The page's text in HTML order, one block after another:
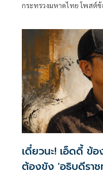
กระทรวงมหาดไทย โพสต์
เดี๋ยวนะ! เอ็ดดี้ ข้อ
ต้องขัง 'อธิบดีรา